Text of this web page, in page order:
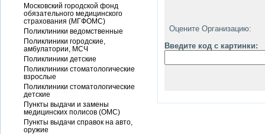
Оцените Организацию:
Введите код с картинки:
Московский городской фонд
обязательного медицинского
страхования (МГФОМС)
Поликлиники ведомственные
Поликлиники городские,
амбулатории, МСЧ
Поликлиники детские
Поликлиники стоматологические
взрослые
Поликлиники стоматологические
детские
Пункты выдачи и замены
медицинских полисов (ОМС)
Пункты выдачи справок на авто,
оружие